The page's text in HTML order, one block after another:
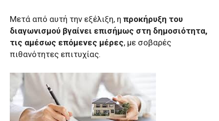
Μετά από αυτή την εξέλιξη, η προκήρυξη του
διαγωνισμού βγαίνει επισήμως στη δημοσιότητα,
τις αμέσως επόμενες μέρες, με σοβαρές
πιθανότητες επιτυχίας.